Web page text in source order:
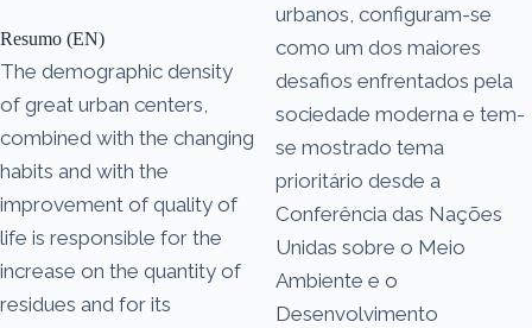
Resumo (EN)
The demographic density
of great urban centers,
combined with the changing
habits and with the
improvement of quality of
life is responsible for the
increase on the quantity of
residues and for its
urbanos, configuram-se
como um dos maiores
desafios enfrentados pela
sociedade moderna e tem-
se mostrado tema
prioritário desde a
Conferência das Nações
Unidas sobre o Meio
Ambiente e o
Desenvolvimento